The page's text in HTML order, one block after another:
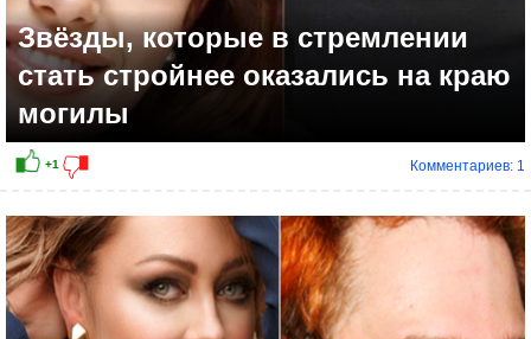
Звёзды, которые в стремлении
стать стройнее оказались на краю
могилы
Комментариев: 1